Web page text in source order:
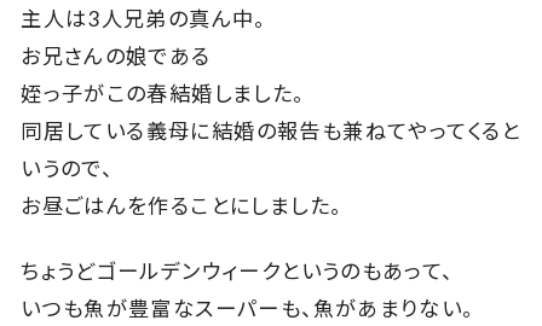
主人は3人兄弟の真ん中。
お兄さんの娘である
姪っ子がこの春結婚しました。
同居している義母に結婚の報告も兼ねてやってくると
いうので、
お昼ごはんを作ることにしました。
ちょうどゴールデンウィークというのもあって、
いつも魚が豊富なスーパーも、魚があまりない。